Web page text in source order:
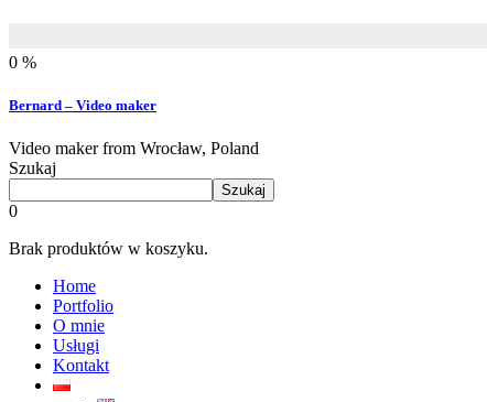
0 %
Bernard – Video maker
Video maker from Wrocław, Poland
Szukaj
Szukaj
0
Brak produktów w koszyku.
Home
Portfolio
O mnie
Usługi
Kontakt